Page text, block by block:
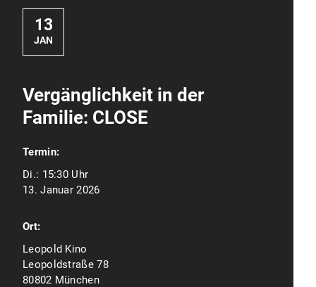
13
JAN
Vergänglichkeit in der
Familie: CLOSE
Termin:
Di.: 15:30 Uhr
13. Januar 2026
Ort:
Leopold Kino
Leopoldstraße 78
80802 München